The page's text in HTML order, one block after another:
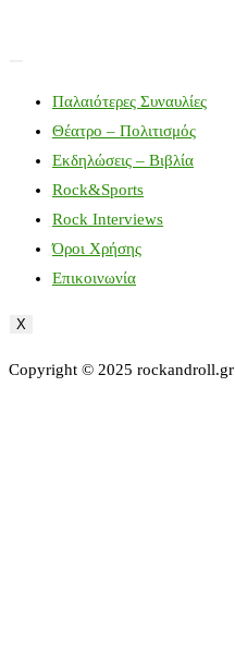
Παλαιότερες Συναυλίες
Θέατρο – Πολιτισμός
Εκδηλώσεις – Βιβλία
Rock&Sports
Rock Interviews
Όροι Χρήσης
Επικοινωνία
X
Copyright © 2025 rockandroll.gr